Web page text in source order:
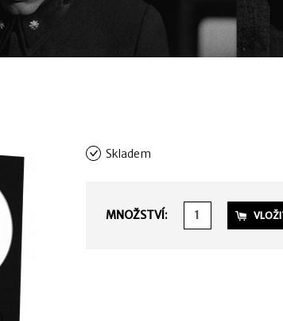
Skladem
MNOŽSTVÍ: